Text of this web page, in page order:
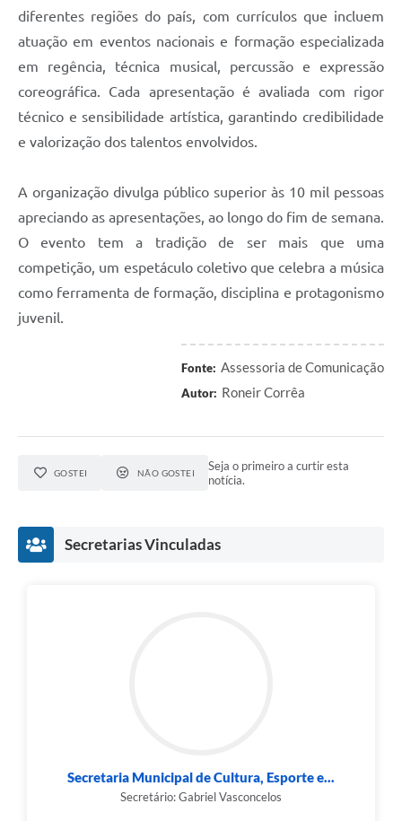
diferentes regiões do país, com currículos que incluem
atuação em eventos nacionais e formação especializada
em regência, técnica musical, percussão e expressão
coreográfica. Cada apresentação é avaliada com rigor
técnico e sensibilidade artística, garantindo credibilidade
e valorização dos talentos envolvidos.
A organização divulga público superior às 10 mil pessoas
apreciando as apresentações, ao longo do fim de semana.
O evento tem a tradição de ser mais que uma
competição, um espetáculo coletivo que celebra a música
como ferramenta de formação, disciplina e protagonismo
juvenil.
Fonte: Assessoria de Comunicação
Autor: Roneir Corrêa
GOSTEI NÃO GOSTEI
Seja o primeiro a curtir esta
notícia.
Secretarias Vinculadas
Secretaria Municipal de Cultura, Esporte e...
Secretário: Gabriel Vasconcelos